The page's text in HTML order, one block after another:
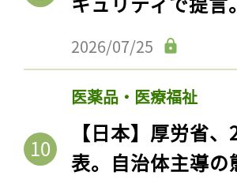
2026/07/25
医薬品・医療福祉
【日本】厚労省
表。自治体主導の